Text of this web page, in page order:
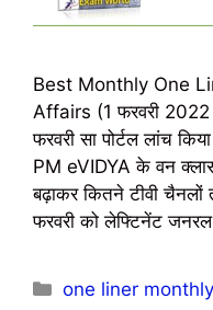
Best Monthly One
Affairs (1 फरवरी
फरवरी सा पोर्टल लांच
PM eVIDYA के वन
बढ़ाकर कितने टीवी
फरवरी को लेफ्टिनेंट
one liner